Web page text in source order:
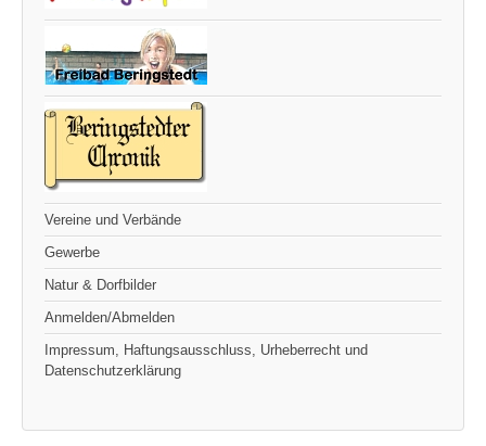
Vereine und Verbände
Gewerbe
Natur & Dorfbilder
Anmelden/Abmelden
Impressum, Haftungsausschluss, Urheberrecht und
Datenschutzerklärung